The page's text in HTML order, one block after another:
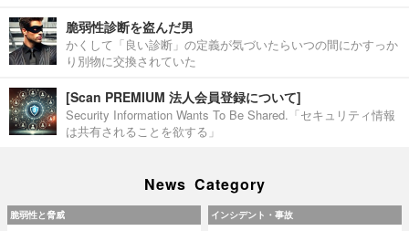
脆弱性診断を盗んだ男
かくして「良い診断」の定義が気づいたらいつの間にかすっか
り別物に交換されていた
[Scan PREMIUM 法人会員登録について]
Security Information Wants To Be Shared.「セキュリティ情報
は共有されることを欲する」
News Category
脆弱性と脅威 インシデント・事故